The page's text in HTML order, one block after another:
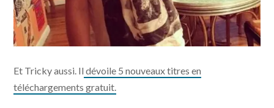
Et Tricky aussi. Il dévoile 5 nouveaux titres en
téléchargements gratuit.